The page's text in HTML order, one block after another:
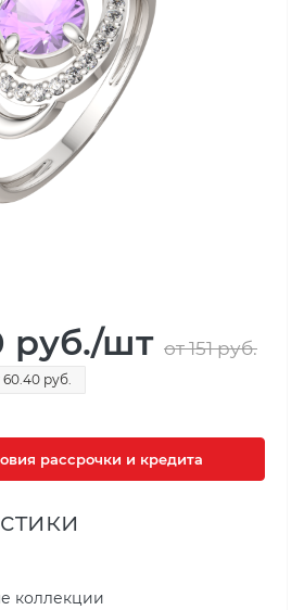
руб./шт от 151руб.
60.40 руб.
рассрочки и кредита
коллекции